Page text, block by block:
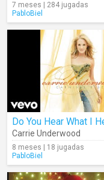
7 meses | 284 jugadas
PabloBiel
Carrie Underwood
8 meses | 18 jugadas
PabloBiel